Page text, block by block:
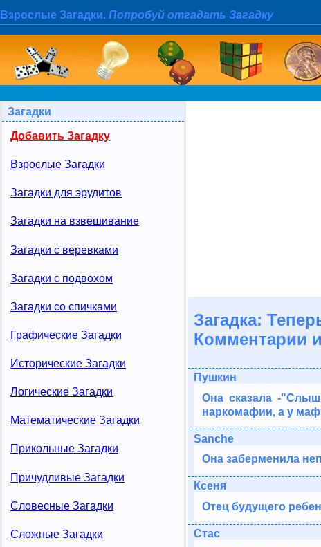
Взрослые Загадки. Попробуй отгадать Загадку
Загадки
Добавить Загадку
Взрослые Загадки
Загадки для эрудитов
Загадки на взвешивание
Загадки с веревками
Загадки с подвохом
Загадки со спичками
Графические Загадки
Исторические Загадки
Логические Загадки
Математические Загадки
Прикольные Загадки
Причудливые Загадки
Словесные Загадки
Сложные Загадки
Загадка:
Комментарии
Пушкин
Она сказала -
наркомафии, а у
Sanche
Она заберменила
Ксеня
Отец будущего
Стас